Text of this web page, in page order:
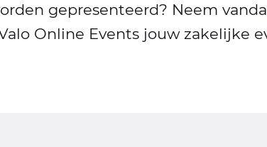
gepresenteerd? Neem
Online Events jouw zakelijke